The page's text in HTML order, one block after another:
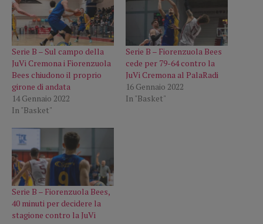
Serie B – Sul campo della
JuVi Cremona i Fiorenzuola
Bees chiudono il proprio
girone di andata
14 Gennaio 2022
In "Basket"
Serie B – Fiorenzuola Bees
cede per 79-64 contro la
JuVi Cremona al PalaRadi
16 Gennaio 2022
In "Basket"
Serie B – Fiorenzuola Bees,
40 minuti per decidere la
stagione contro la JuVi